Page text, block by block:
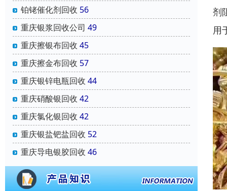
铂铑催化剂回收 56
重庆银浆回收公司 49
重庆擦银布回收 45
重庆擦金布回收 57
重庆银锌电瓶回收 44
重庆硝酸银回收 42
重庆氯化银回收 42
重庆银盐钯盐回收 52
重庆导电银胶回收 46
剂
用